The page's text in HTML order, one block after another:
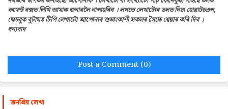
কমেন্ট বক্সত লিখি আমাক জনাবলৈ নাপাহৰিব । লগতে লেখাটোৰ তলত দিয়া হোৱাটচএপ,
ফেচবুক বুটামত টিপি লেখাটো আপোনাৰ শুভাংকাশী সকলৰ সৈতে শ্বেয়াৰ কৰি দিব ।
ধন্যবাদ
Post a Comment (0)
জনপ্রিয় লেখা